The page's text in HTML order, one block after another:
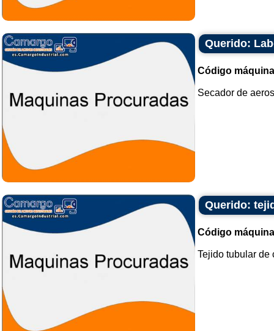
Querido:
Código
Secador de
Querido:
Código
Tejido tubular de